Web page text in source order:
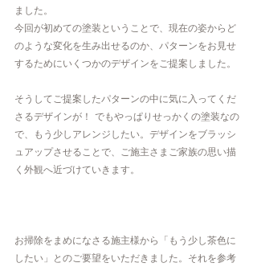
ました。
今回が初めての塗装ということで、現在の姿からど
のような変化を生み出せるのか、パターンをお見せ
するためにいくつかのデザインをご提案しました。
そうしてご提案したパターンの中に気に入ってくだ
さるデザインが！ でもやっぱりせっかくの塗装なの
で、もう少しアレンジしたい。デザインをブラッシ
ュアップさせることで、ご施主さまご家族の思い描
く外観へ近づけていきます。
お掃除をまめになさる施主様から「もう少し茶色に
したい」とのご要望をいただきました。それを参考